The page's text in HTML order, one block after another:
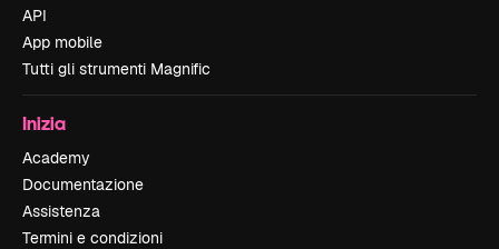
API
App mobile
Tutti gli strumenti Magnific
Inizia
Academy
Documentazione
Assistenza
Termini e condizioni